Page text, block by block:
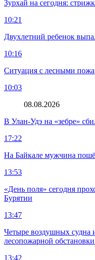
Зурхай на сегодня:
10:21
Двухлетний ребенок
10:16
Ситуация с лесными
10:03
08.08.2026
В Улан-Удэ на «зебре»
17:22
На Байкале мужчина
13:53
«День поля» сегодня
Бурятии
13:47
Четыре воздушных судна
лесопожарной
13:42